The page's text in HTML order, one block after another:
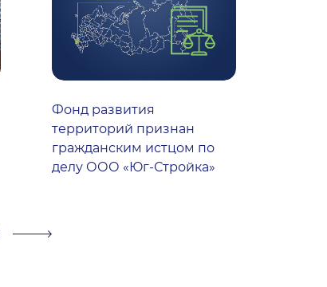
Фонд развития
территорий признан
гражданским истцом по
делу ООО «Юг-Стройка»